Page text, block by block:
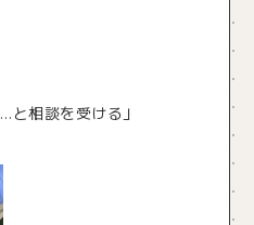
と相談を受ける」